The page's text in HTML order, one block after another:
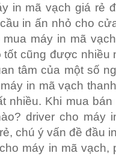
in mã vạch giá rẻ
in ấn nhỏ cho
máy in mã
tốt cũng được nhiều
tâm của một số
in mã vạch
nhiều. Khi mua
driver cho máy
chú ý vấn đề đầu
máy in mã vạch,